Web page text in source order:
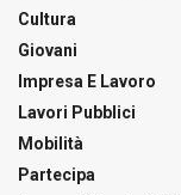
Cultura
Giovani
Impresa E Lavoro
Lavori Pubblici
Mobilità
Partecipa